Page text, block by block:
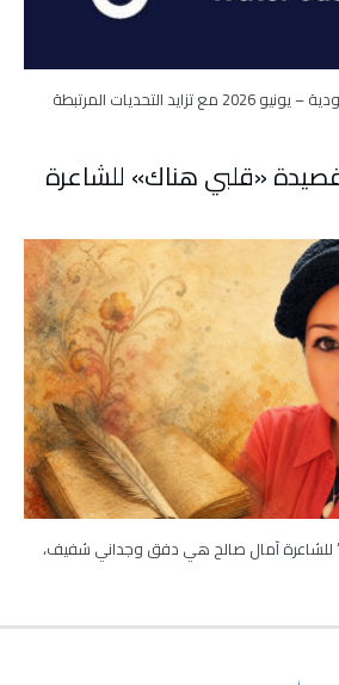
جدة، المملكة العربية السعودية – يونيو 2026 مع تزايد التحديات المرتبطة
«قلبي هناك» للشاعرة
للشاعرة آمال صالح هي دفق وجداني شفيف،